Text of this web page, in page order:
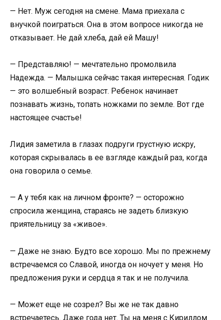
— Нет. Муж сегодня на смене. Мама приехала с
внучкой поиграться. Она в этом вопросе никогда не
отказывает. Не дай хлеба, дай ей Машу!
— Представляю! — мечтательно промолвила
Надежда. — Малышка сейчас такая интересная. Годик
— это волшебный возраст. Ребенок начинает
познавать жизнь, топать ножками по земле. Вот где
настоящее счастье!
Лидия заметила в глазах подруги грустную искру,
которая скрывалась в ее взгляде каждый раз, когда
она говорила о семье.
— А у тебя как на личном фронте? — осторожно
спросила женщина, стараясь не задеть близкую
приятельницу за «живое».
— Даже не знаю. Будто все хорошо. Мы по прежнему
встречаемся со Славой, иногда он ночует у меня. Но
предложения руки и сердца я так и не получила.
— Может еще не созрел? Вы же не так давно
встречаетесь. Даже года нет. Ты на меня с Кириллом